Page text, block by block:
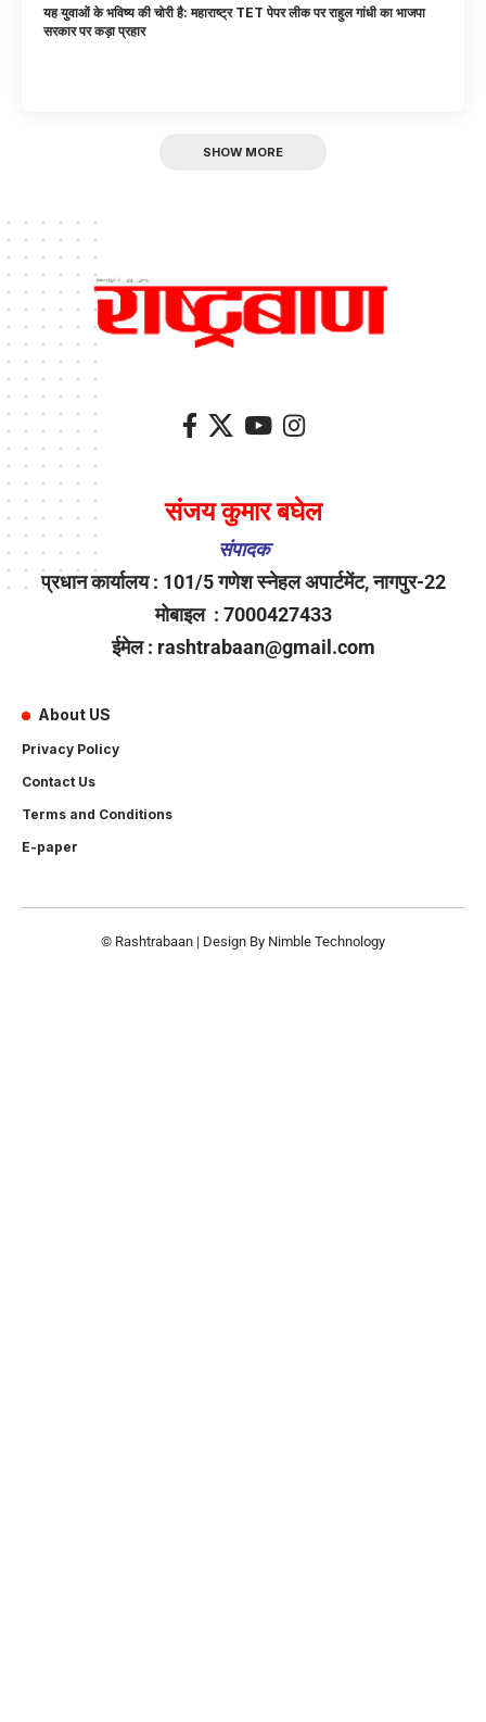
यह युवाओं के भविष्य की चोरी है: महाराष्ट्र TET पेपर लीक पर राहुल गांधी का भाजपा
सरकार पर कड़ा प्रहार
SHOW MORE
संजय कुमार बघेल
संपादक
प्रधान कार्यालय : 101/5 गणेश स्नेहल अपार्टमेंट, नागपुर-22
मोबाइल : 7000427433
ईमेल : rashtrabaan@gmail.com
About US
Privacy Policy
Contact Us
Terms and Conditions
E-paper
© Rashtrabaan | Design By Nimble Technology